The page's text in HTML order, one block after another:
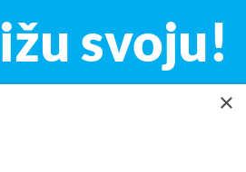
svoju!
×